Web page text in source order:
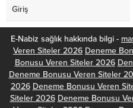
Giriş
E-Nabiz sağlık hakkında bilgi -
Veren Siteler 2026 Deneme
Bonusu Veren Siteler 2026
Deneme Bonusu Veren Siteler
2026 Deneme Bonusu Veren
Siteler 2026 Deneme Bonusu